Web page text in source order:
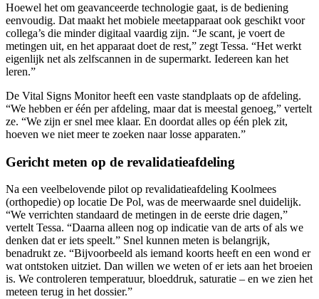
Hoewel het om geavanceerde technologie gaat, is de bediening
eenvoudig. Dat maakt het mobiele meetapparaat ook geschikt voor
collega’s die minder digitaal vaardig zijn. “Je scant, je voert de
metingen uit, en het apparaat doet de rest,” zegt Tessa. “Het werkt
eigenlijk net als zelfscannen in de supermarkt. Iedereen kan het
leren.”
De Vital Signs Monitor heeft een vaste standplaats op de afdeling.
“We hebben er één per afdeling, maar dat is meestal genoeg,” vertelt
ze. “We zijn er snel mee klaar. En doordat alles op één plek zit,
hoeven we niet meer te zoeken naar losse apparaten.”
Gericht meten op de revalidatieafdeling
Na een veelbelovende pilot op revalidatieafdeling Koolmees
(orthopedie) op locatie De Pol, was de meerwaarde snel duidelijk.
“We verrichten standaard de metingen in de eerste drie dagen,”
vertelt Tessa. “Daarna alleen nog op indicatie van de arts of als we
denken dat er iets speelt.” Snel kunnen meten is belangrijk,
benadrukt ze. “Bijvoorbeeld als iemand koorts heeft en een wond er
wat ontstoken uitziet. Dan willen we weten of er iets aan het broeien
is. We controleren temperatuur, bloeddruk, saturatie – en we zien het
meteen terug in het dossier.”